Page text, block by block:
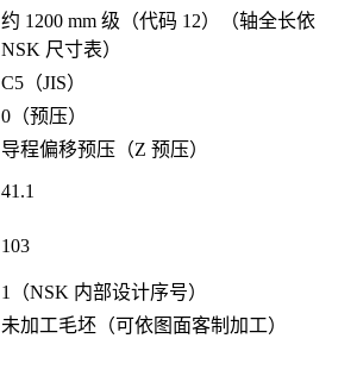
约 1200 mm 级（代码 12）（轴全长依
NSK 尺寸表）
C5（JIS）
0（预压）
导程偏移预压（Z 预压）
41.1
103
1（NSK 内部设计序号）
未加工毛坯（可依图面客制加工）